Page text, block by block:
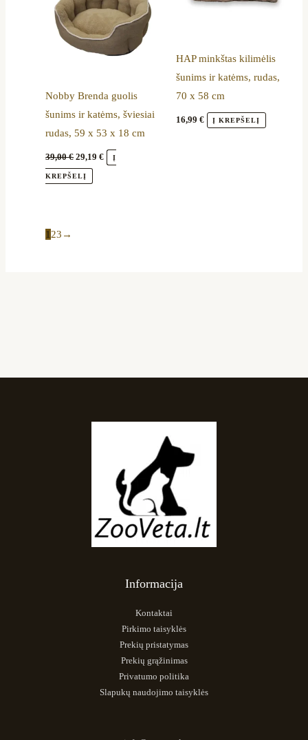
Nobby Brenda guolis
šunims ir katėms, šviesiai
rudas, 59 x 53 x 18 cm
39,00€ 29,19€ Į
KREPŠELĮ
HAP minkštas kilimėlis
šunims ir katėms, rudas,
70 x 58 cm
16,99 € Į KREPŠELĮ
1 23 →
Informacija
Kontaktai
Pirkimo taisyklės
Prekių pristatymas
Prekių grąžinimas
Privatumo politika
Slapukų naudojimo taisyklės